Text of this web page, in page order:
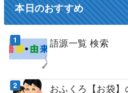
本日のおすすめ
語源一覧 検索
おふくろ【お袋